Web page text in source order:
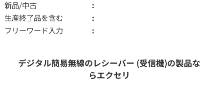
新品/中古
生産終了品を含む
フリーワード入力
デジタル簡易無線のレシーバー (受信機)の製品な
らエクセリ